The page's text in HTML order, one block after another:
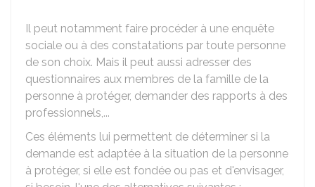
Il peut notamment faire procéder à une enquête
sociale ou à des constatations par toute personne
de son choix. Mais il peut aussi adresser des
questionnaires aux membres de la famille de la
personne à protéger, demander des rapports à des
professionnels,...
Ces éléments lui permettent de déterminer si la
demande est adaptée à la situation de la personne
à protéger, si elle est fondée ou pas et d'envisager,